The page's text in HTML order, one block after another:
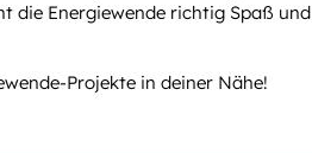
die Energiewende richtig Spaß und
Projekte in deiner Nähe!